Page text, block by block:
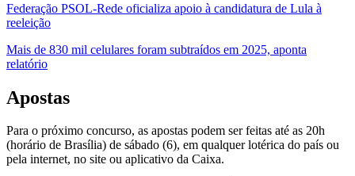
Federação PSOL-Rede oficializa apoio à candidatura de Lula à
reeleição
Mais de 830 mil celulares foram subtraídos em 2025, aponta
relatório
Apostas
Para o próximo concurso, as apostas podem ser feitas até as 20h
(horário de Brasília) de sábado (6), em qualquer lotérica do país ou
pela internet, no site ou aplicativo da Caixa.